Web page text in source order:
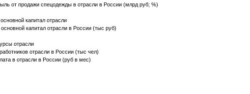
от продажи спецодежды в отрасли в России (млрд руб; %)
капитал отрасли
капитал отрасли в России (тыс руб)
отрасли
отрасли в России (тыс чел)
в отрасли в России (руб в мес)